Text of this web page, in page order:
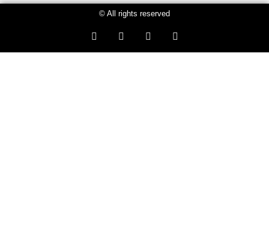
© All rights reserved